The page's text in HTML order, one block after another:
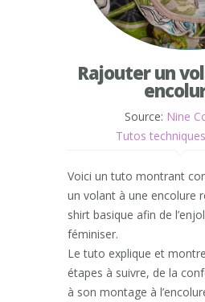
Rajouter un
Source: Nine
Tutos techniques
Voici un tuto montrant
un volant à une encolure
shirt basique afin de
féminiser.
Le tuto explique et
étapes à suivre, de la
à son montage à